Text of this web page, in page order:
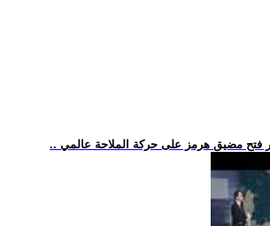
فتح مضيق هرمز على حركة الملاحة عالمي